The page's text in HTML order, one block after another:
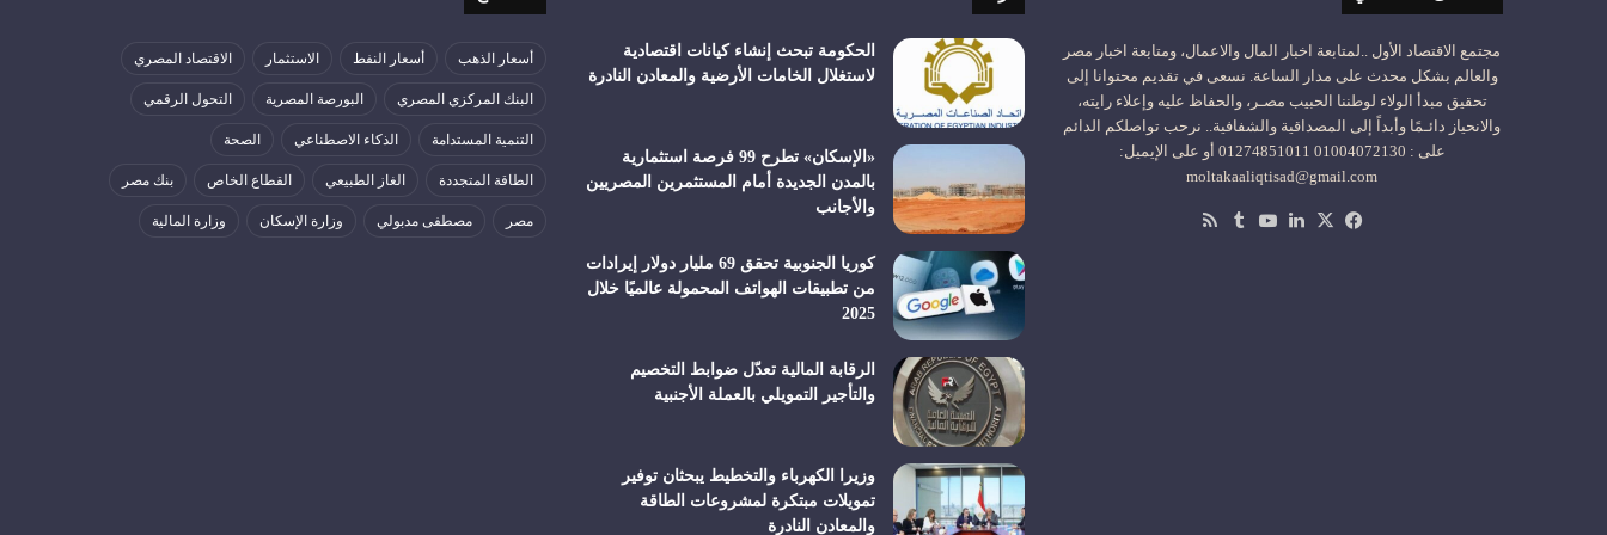
مجتمع الاقتصاد الأول ..لمتابعة اخبار المال والاعمال، ومتابعة اخبار مصر
والعالم بشكل محدث على مدار الساعة. نسعى في تقديم محتوانا إلى
تحقيق مبدأ الولاء لوطننا الحبيب مصـر، والحفاظ عليه وإعلاء رايته،
والانحياز دائـمًا وأبداً إلى المصداقية والشفافية.. نرحب تواصلكم الدائم
على : 01004072130 01274851011 أو على الإيميل:
moltakaaliqtisad@gmail.com
فيسبوك
‫X لينكدإن‫YouTube
الحكومة تبحث إنشاء كيانات اقتصادية
لاستغلال الخامات الأرضية والمعادن النادرة
«الإسكان» تطرح 99 فرصة استثمارية
بالمدن الجديدة أمام المستثمرين المصريين
والأجانب
كوريا الجنوبية تحقق 69 مليار دولار إيرادات
من تطبيقات الهواتف المحمولة عالميًا خلال
2025
الرقابة المالية تعدّل ضوابط التخصيم
والتأجير التمويلي بالعملة الأجنبية
وزيرا الكهرباء والتخطيط يبحثان توفير
تمويلات مبتكرة لمشروعات الطاقة
والمعادن النادرة
أسعار الذهب أسعار النفط الاستثمار الاقتصاد المصري
البنك المركزي المصري البورصة المصرية التحول الرقمي
التنمية المستدامة الذكاء الاصطناعي الصحة
الطاقة المتجددة الغاز الطبيعي القطاع الخاص بنك مصر
مصر مصطفى مدبولي وزارة الإسكان وزارة المالية